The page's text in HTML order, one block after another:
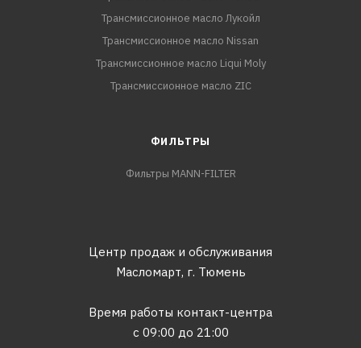
Трансмиссионное масло Лукойл
Трансмиссионное масло Nissan
Трансмиссионное масло Liqui Moly
Трансмиссионное масло ZIC
ФИЛЬТРЫ
Фильтры MANN-FILTER
Центр продаж и обслуживания
Масломарт, г. Тюмень
Время работы контакт-центра
с 09:00 до 21:00